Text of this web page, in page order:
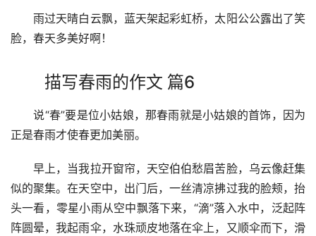
雨过天晴白云飘，蓝天架起彩虹桥，太阳公公露出了笑
脸，春天多美好啊！
描写春雨的作文 篇6
说“春”要是位小姑娘，那春雨就是小姑娘的首饰，因为
正是春雨才使春更加美丽。
早上，当我拉开窗帘，天空伯伯愁眉苦脸，乌云像赶集
似的聚集。在天空中，出门后，一丝清凉拂过我的脸颊，抬
头一看，零星小雨从空中飘落下来，“滴”落入水中，泛起阵
阵圆晕，我起雨伞，水珠顽皮地落在伞上，又顺伞而下，滑